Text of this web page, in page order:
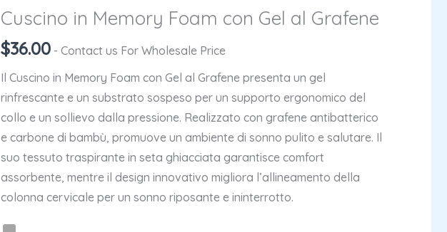
Cuscino in Memory Foam con Gel al Grafene
$36.00 - Contact us For Wholesale Price
Il Cuscino in Memory Foam con Gel al Grafene presenta un gel
rinfrescante e un substrato sospeso per un supporto ergonomico del
collo e un sollievo dalla pressione. Realizzato con grafene antibatterico
e carbone di bambù, promuove un ambiente di sonno pulito e salutare. Il
suo tessuto traspirante in seta ghiacciata garantisce comfort
assorbente, mentre il design innovativo migliora l’allineamento della
colonna cervicale per un sonno riposante e ininterrotto.
Foam
con
al
Grafene
quantità